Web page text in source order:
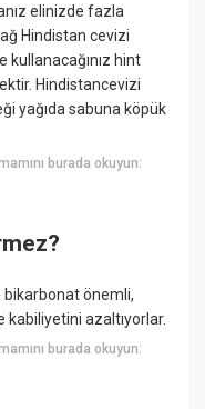
elinizde fazla
Hindistan cevizi
kullanacağınız hint
Hindistancevizi
yağıda sabuna köpük
burada okuyun:
önemli,
azaltıyorlar.
burada okuyun: